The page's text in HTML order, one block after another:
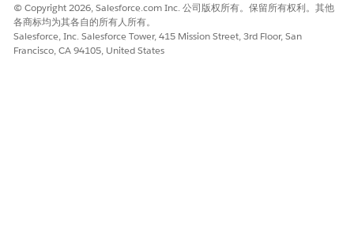
© Copyright 2026, Salesforce.com Inc. 公司版权所有。保留所有权利。其他
各商标均为其各自的所有人所有。
Salesforce, Inc. Salesforce Tower, 415 Mission Street, 3rd Floor, San
Francisco, CA 94105, United States